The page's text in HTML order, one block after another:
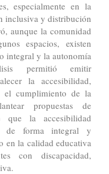
especialmente en la
inclusiva y distribución
aunque la comunidad
espacios, existen
integral y la autonomía
permitió emitir
la accesibilidad,
el cumplimiento de la
propuestas de
que la accesibilidad
de forma integral y
en la calidad educativa
con discapacidad,